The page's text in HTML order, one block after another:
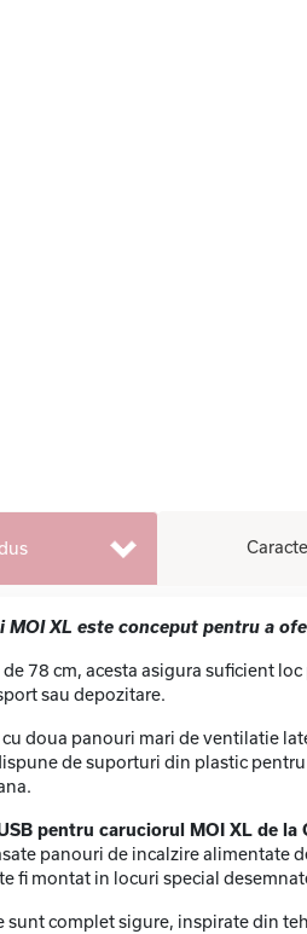
MOI XL este conceput pentru a
78 cm, acesta asigura suficient
sau depozitare.
doua panouri mari de ventilatie
de suporturi din plastic
pentru caruciorul MOI XL de la
panouri de incalzire alimentate
fi montat in locuri special
sunt complet sigure, inspirate din